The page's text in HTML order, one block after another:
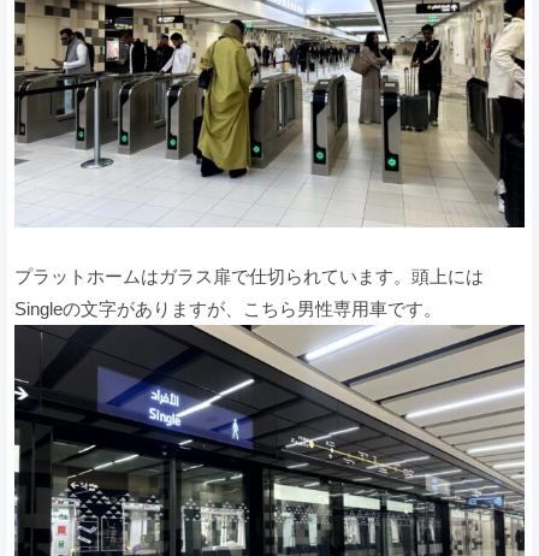
プラットホームはガラス扉で仕切られています。頭上には
Singleの文字がありますが、こちら男性専用車です。